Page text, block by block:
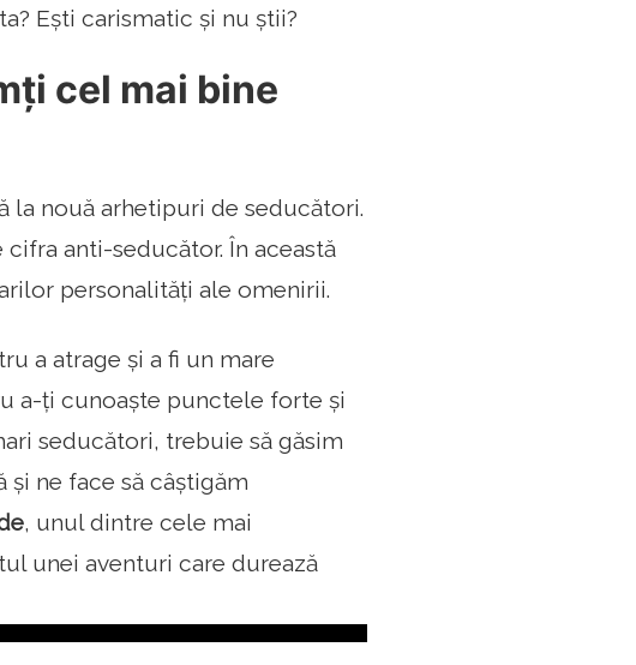
Ești carismatic și nu știi?
cel mai bine
la nouă arhetipuri de seducători.
anti-seducător. În această
personalități ale omenirii.
a atrage și a fi un mare
a-ți cunoaște punctele forte și
seducători, trebuie să găsim
și ne face să câștigăm
, unul dintre cele mai
unei aventuri care durează